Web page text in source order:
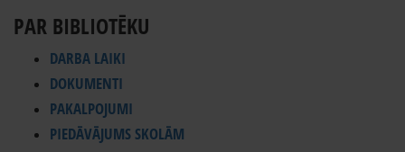
PAR BIBLIOTĒKU
DARBA LAIKI
DOKUMENTI
PAKALPOJUMI
PIEDĀVĀJUMS SKOLĀM